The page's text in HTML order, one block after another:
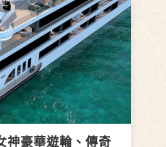
神豪華遊輪、傳奇